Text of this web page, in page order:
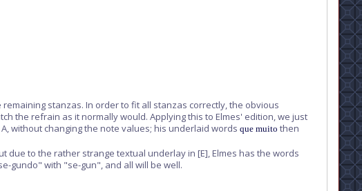
stanzas. In order to fit all stanzas correctly, the obvious
the refrain as it normally would. Applying this to Elmes' edition, we just
without changing the note values; his underlaid words que muito then
due to the rather strange textual underlay in [E], Elmes has the words
gundo" with "se-gun", and all will be well.